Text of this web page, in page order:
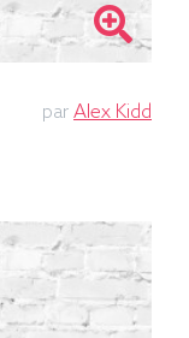
par Alex Kidd